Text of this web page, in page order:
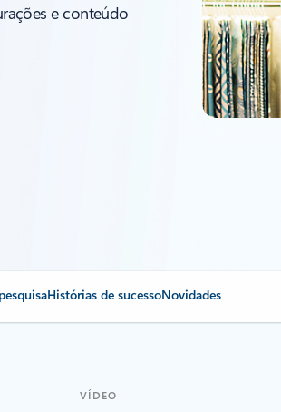
e conteúdo
Histórias de sucessoNovidades
VÍDEO